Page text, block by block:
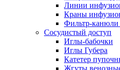
Линии
Краны
Фильтр-
Сосудистый доступ
Иглы-бабочки
Иглы Губера
Катетер
Жгуты